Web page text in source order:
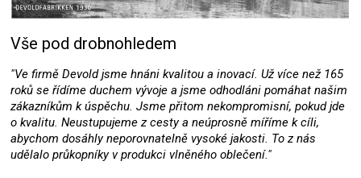
Vše pod drobnohledem
"Ve firmě Devold jsme hnáni kvalitou a inovací. Už více než 165
roků se řídíme duchem vývoje a jsme odhodláni pomáhat našim
zákazníkům k úspěchu. Jsme přitom nekompromisní, pokud jde
o kvalitu. Neustupujeme z cesty a neúprosně míříme k cíli,
abychom dosáhly neporovnatelně vysoké jakosti. To z nás
udělalo průkopníky v produkci vlněného oblečení."